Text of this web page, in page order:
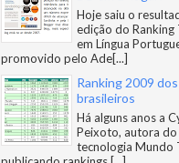
Hoje saiu o
edição do Ranking
em Língua
promovido pelo Ade[...]
Ranking 2009
brasileiros
Há alguns anos a
Peixoto, autora
tecnologia Mundo